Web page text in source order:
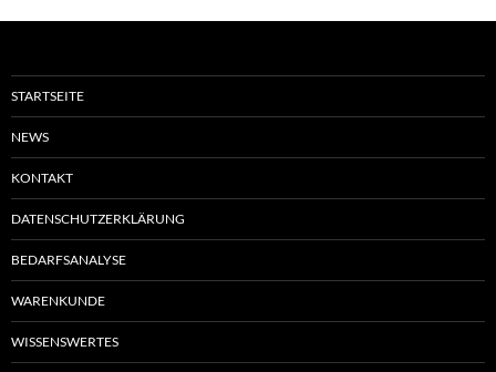
STARTSEITE
NEWS
KONTAKT
DATENSCHUTZERKLÄRUNG
BEDARFSANALYSE
WARENKUNDE
WISSENSWERTES